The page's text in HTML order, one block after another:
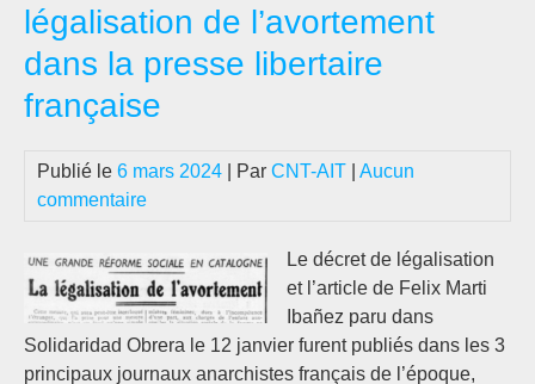
légalisation de l’avortement
dans la presse libertaire
française
Publié le 6 mars 2024 | Par CNT-AIT
Aucun
commentaire
Le décret de légalisation
et l’article de Felix Marti
Ibañez paru dans
Solidaridad Obrera le 12 janvier furent publiés dans les 3
principaux journaux anarchistes français de l’époque,